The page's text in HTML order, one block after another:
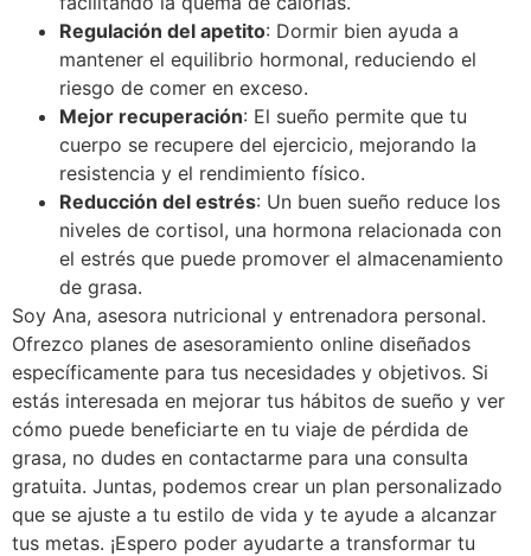
Regulación del apetito: Dormir bien ayuda a
mantener el equilibrio hormonal, reduciendo el
riesgo de comer en exceso.
Mejor recuperación: El sueño permite que tu
cuerpo se recupere del ejercicio, mejorando la
resistencia y el rendimiento físico.
Reducción del estrés: Un buen sueño reduce los
niveles de cortisol, una hormona relacionada con
el estrés que puede promover el almacenamiento
de grasa.
Soy Ana, asesora nutricional y entrenadora personal.
Ofrezco planes de asesoramiento online diseñados
específicamente para tus necesidades y objetivos. Si
estás interesada en mejorar tus hábitos de sueño y ver
cómo puede beneficiarte en tu viaje de pérdida de
grasa, no dudes en contactarme para una consulta
gratuita. Juntas, podemos crear un plan personalizado
que se ajuste a tu estilo de vida y te ayude a alcanzar
tus metas. ¡Espero poder ayudarte a transformar tu